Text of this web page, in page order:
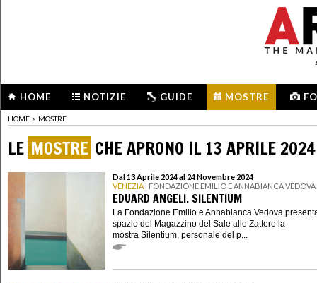
HOME NOTIZIE GUIDE MOSTRE
HOME > MOSTRE
LE MOSTRE CHE APRONO IL 13 APRILE 2024
Dal 13 Aprile 2024 al 24 Novembre 2024
VENEZIA | FONDAZIONE EMILIO E ANNABIANCA VEDOVA
EDUARD ANGELI. SILENTIUM
La Fondazione Emilio e Annabianca Vedova
spazio del Magazzino del Sale alle Zattere la
mostra Silentium, personale del p...